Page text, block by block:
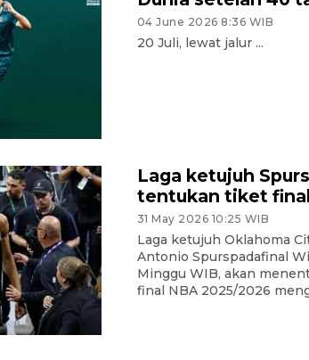
04 June 2026 8:36 WIB
20 Juli, lewat jalur ...
Laga ketujuh
tentukan tiket
31 May 2026 10:25 WIB
Laga ketujuh Oklahoma
Antonio Spurspadafinal
Minggu WIB, akan
final NBA 2025/2026